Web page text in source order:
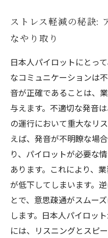
ストレス軽減の秘訣:
なやり取り
日本人パイロットにとっ
なコミュニケーションは
音が正確であることは、
与えます。不適切な発音
の運行において重大なリ
えば、発音が不明瞭な場
り、パイロットが必要な
あります。これにより、
が低下してしまいます。
とで、意思疎通がスムー
します。日本人パイロッ
には、リスニングとスピ